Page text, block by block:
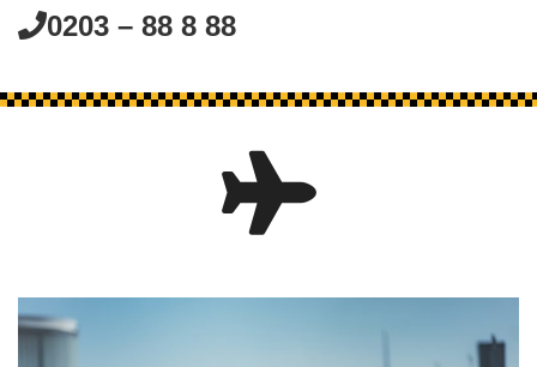
0203 – 88 8 88